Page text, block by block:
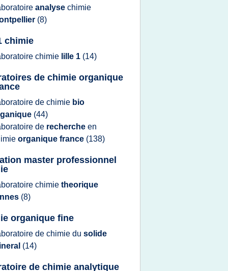
analyse chimie
(8)
chimie
chimie lille 1 (14)
de chimie organique
de chimie bio
(44)
de recherche en
organique france (138)
master professionnel
chimie theorique
(8)
organique fine
de chimie du solide
(14)
de chimie analytique